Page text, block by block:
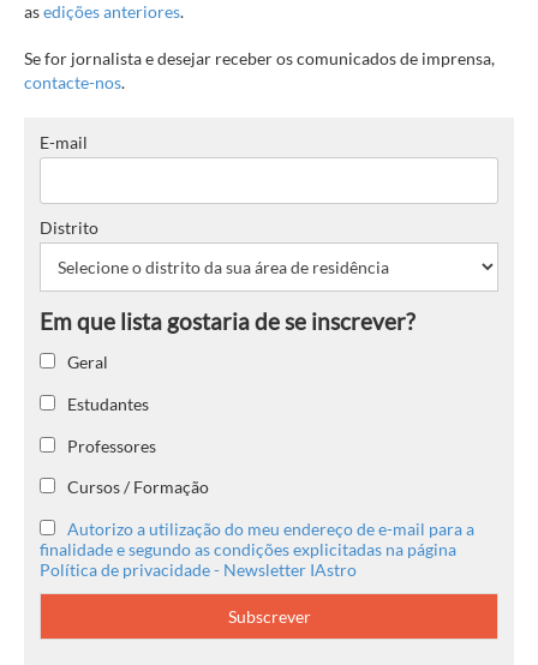
asedições anteriores.
Se for jornalista e desejar receber os comunicados de imprensa,
contacte-nos.
E-mail
Distrito
Geral
Estudantes
Professores
Cursos / Formação
Autorizo a utilização do meu endereço de e-mail para a
finalidade e segundo as condições explicitadas na página
Política de privacidade - Newsletter IAstro